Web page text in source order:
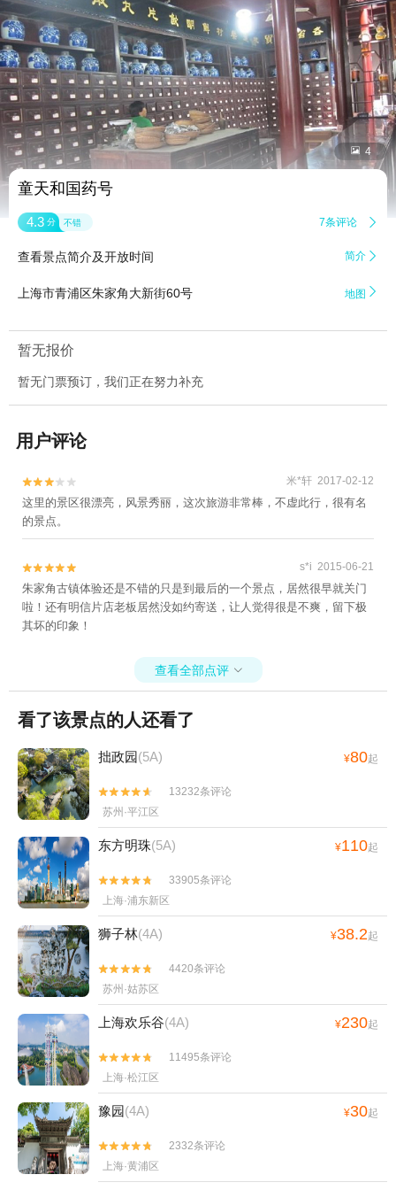
 4
童天和国药号
4.3 分 不错 7条评论 
查看景点简介及开放时间 简介 
上海市青浦区朱家角大新街60号 地图 
暂无报价
暂无门票预订，我们正在努力补充
用户评论

 米*轩 2017-02-12
这里的景区很漂亮，风景秀丽，这次旅游非常棒，不虚此行，很有名
的景点。

 s*i 2015-06-21
朱家角古镇体验还是不错的只是到最后的一个景点，居然很早就关门
啦！还有明信片店老板居然没如约寄送，让人觉得很是不爽，留下极
其坏的印象！
查看全部点评 
看了该景点的人还看了
拙政园(5A) ¥80起


13232条评论
苏州·平江区
东方明珠(5A) ¥110起


33905条评论
上海·浦东新区
狮子林(4A) ¥38.2起


4420条评论
苏州·姑苏区
上海欢乐谷(4A) ¥230起


11495条评论
上海·松江区
豫园(4A) ¥30起


2332条评论
上海·黄浦区
